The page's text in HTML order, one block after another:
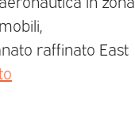
raffinato East